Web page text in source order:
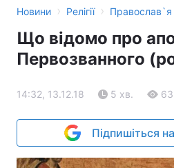
Новини › Релігії › Православ`я
Що відомо про
Первозванного
14:32, 13.12.18 5 хв.
Підпишіться